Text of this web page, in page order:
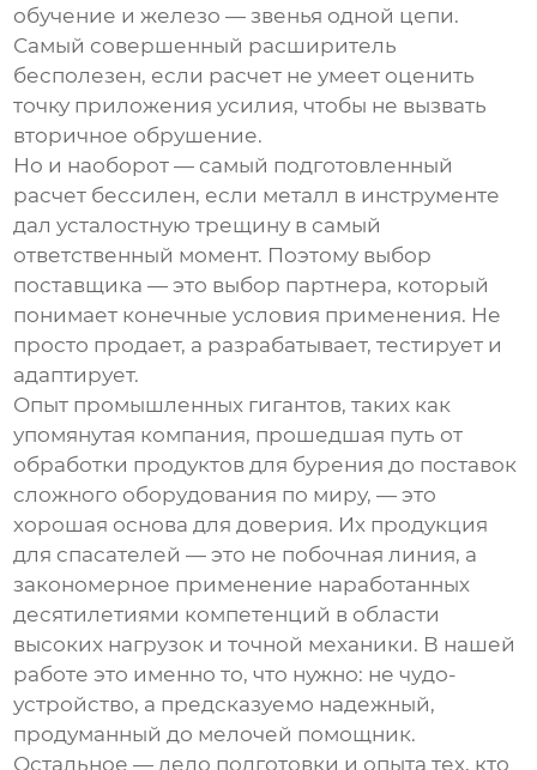
обучение и железо — звенья одной цепи.
Самый совершенный расширитель
бесполезен, если расчет не умеет оценить
точку приложения усилия, чтобы не вызвать
вторичное обрушение.
Но и наоборот — самый подготовленный
расчет бессилен, если металл в инструменте
дал усталостную трещину в самый
ответственный момент. Поэтому выбор
поставщика — это выбор партнера, который
понимает конечные условия применения. Не
просто продает, а разрабатывает, тестирует и
адаптирует.
Опыт промышленных гигантов, таких как
упомянутая компания, прошедшая путь от
обработки продуктов для бурения до поставок
сложного оборудования по миру, — это
хорошая основа для доверия. Их продукция
для спасателей — это не побочная линия, а
закономерное применение наработанных
десятилетиями компетенций в области
высоких нагрузок и точной механики. В нашей
работе это именно то, что нужно: не чудо-
устройство, а предсказуемо надежный,
продуманный до мелочей помощник.
Остальное — дело подготовки и опыта тех, кто